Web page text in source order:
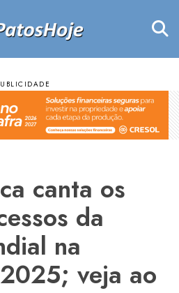
canta os
da
na
veja ao